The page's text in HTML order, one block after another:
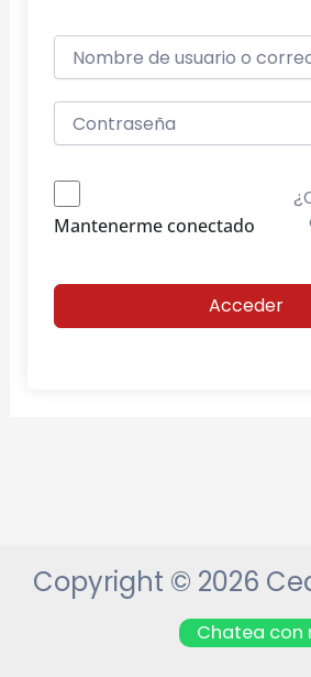
Mantenerme conectado
Acceder
Copyright © 2026
Chatea con